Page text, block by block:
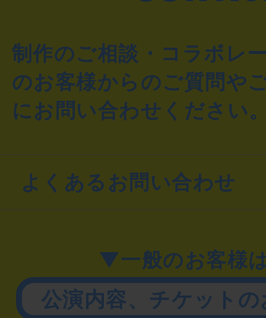
制作のご相談・コラボレ
のお客様からのご質問や
にお問い合わせください
よくあるお問い合わせ
▼一般のお客様
公演内容、チケット